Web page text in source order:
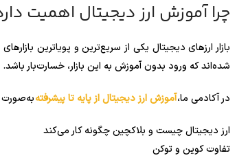
چرا آموزش ارز دیجیتال اهمیت
بازار ارزهای دیجیتال یکی از سریع‌ترین و پویاترین
شده‌اند که ورود بدون آموزش به این بازار، خسارت‌بار باشد.
در آکادمی ما،آموزش ارز دیجیتال از پایه تا پیشرفتهبه‌صورت
ارز دیجیتال چیست و بلاکچین چگونه کار می‌کند
تفاوت کوین و توکن